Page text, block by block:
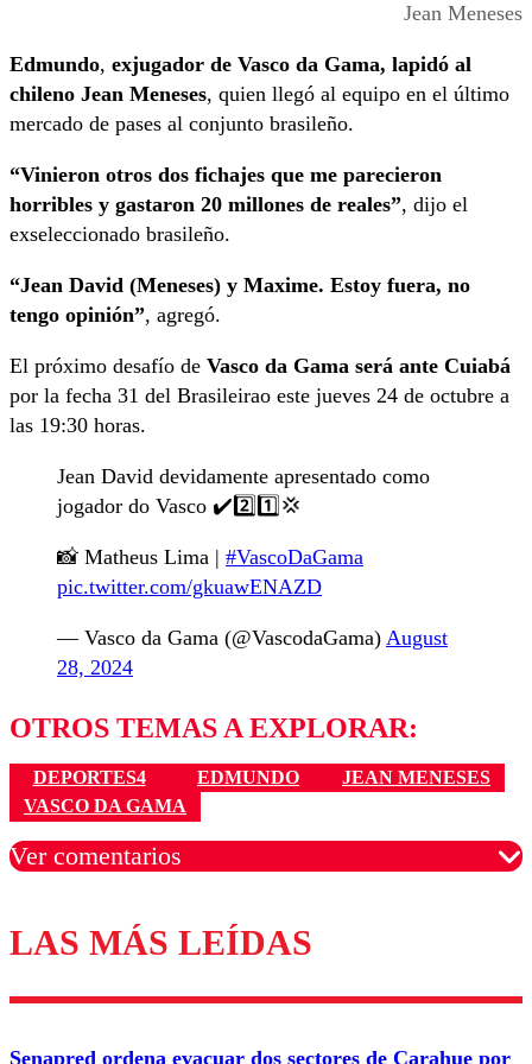
Jean Meneses
Edmundo, exjugador de Vasco da Gama, lapidó al
chileno Jean Meneses, quien llegó al equipo en el último
mercado de pases al conjunto brasileño.
“Vinieron otros dos fichajes que me parecieron
horribles y gastaron 20 millones de reales”, dijo el
exseleccionado brasileño.
“Jean David (Meneses) y Maxime. Estoy fuera, no
tengo opinión”, agregó.
El próximo desafío de Vasco da Gama será ante Cuiabá
por la fecha 31 del Brasileirao este jueves 24 de octubre a
las 19:30 horas.
Jean David devidamente apresentado como
jogador do Vasco ✔️2️⃣1️⃣💢
📸 Matheus Lima | #VascoDaGama
pic.twitter.com/gkuawENAZD
— Vasco da Gama (@VascodaGama) August
28, 2024
OTROS TEMAS A EXPLORAR:
DEPORTES4 EDMUNDO
JEAN MENESES
VASCO DA GAMA
Ver comentarios
Los comentarios son moderados para garantizar un
diálogo respetuoso.
Nombre
LAS MÁS LEÍDAS
Senapred ordena evacuar dos sectores de Carahue por